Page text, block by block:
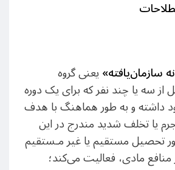
سازمان‌یافته»یعنی گروه
از سه یا چند نفر که برای یک دوره
و به طور هماهنگ با هدف
یا تخلف شدید مندرج در این
تحصیل مستقیم یا غیر مـستقیم
منافع مادی، فعالیت می‌کند؛